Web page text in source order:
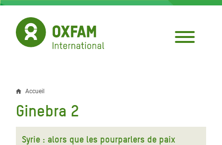
Aller
contenu
principal
Fil
d'Ariane
Accueil
Ginebra 2
Syrie : alors que les pourparlers de paix